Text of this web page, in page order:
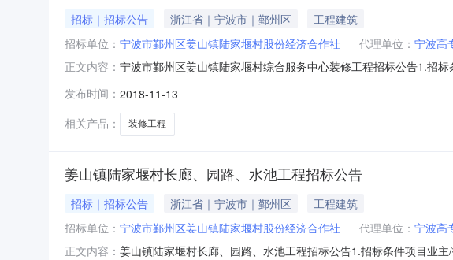
招标｜招标公告 浙江省｜宁波市｜鄞州区
工程建筑
招标单位： 宁波市鄞州区姜山镇陆家堰村股份经济合作社 代理单位： 宁波高
正文内容： 宁波市鄞州区姜山镇陆家堰村综合服务中心装修工程招标公告1.招
积约1300平方米。结构层数：/项目总投资：/工程造价：1504605
总承包（具体详见施工图纸）
发布时间： 2018-11-13
相关产品：
装修工程
姜山镇陆家堰村长廊、园路、水池工程招标公告
招标｜招标公告 浙江省｜宁波市｜鄞州区
工程建筑
招标单位： 宁波市鄞州区姜山镇陆家堰村股份经济合作社 代理单位： 宁波高
正文内容： 姜山镇陆家堰村长廊、园路、水池工程招标公告1.招标条件项目业